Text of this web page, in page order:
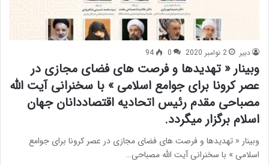
دبیر 2 نوامبر 2020 0
94
وبینار « تهدیدها و فرصت های فضای مجازی در
عصر کرونا برای جوامع اسلامی » با سخنرانی آیت الله
مصباحی مقدم رئیس اتحادیه اقتصاددانان جهان
اسلام برگزار میگردد.
وبینار « تهدیدها و فرصت های فضای مجازی در عصر کرونا برای جوامع
اسلامی » با سخنرانی آیت الله مصباحی…